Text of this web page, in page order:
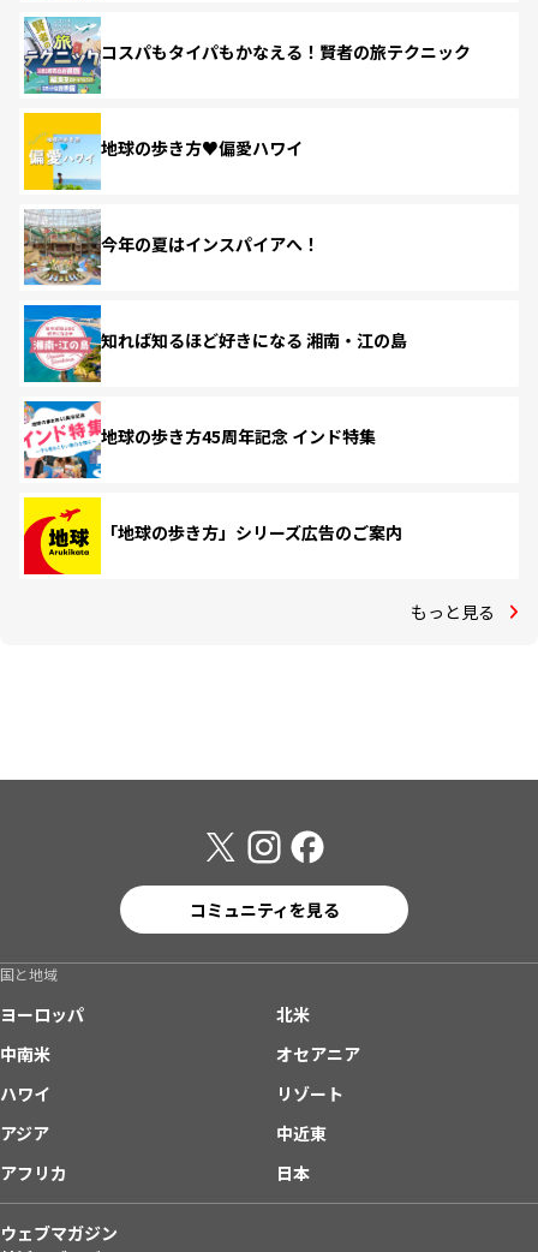
コスパもタイパもかなえる！賢者の旅テクニック
地球の歩き方♥偏愛ハワイ
今年の夏はインスパイアへ！
知れば知るほど好きになる 湘南・江の島
地球の歩き方45周年記念 インド特集
「地球の歩き方」シリーズ広告のご案内
もっと見る
コミュニティを見る
国と地域
ヨーロッパ
北米
中南米
オセアニア
ハワイ
リゾート
アジア
中近東
アフリカ
日本
ウェブマガジン